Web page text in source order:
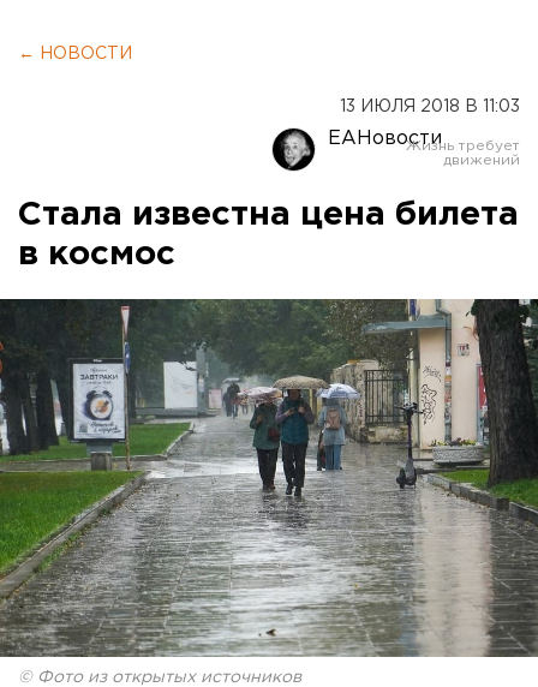
← НОВОСТИ
13 ИЮЛЯ 2018 В 11:03
ЕАНовости
Стала известна цена билета
в космос
© Фото из открытых источников